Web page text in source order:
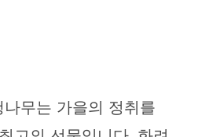
무는 가을의 정취를